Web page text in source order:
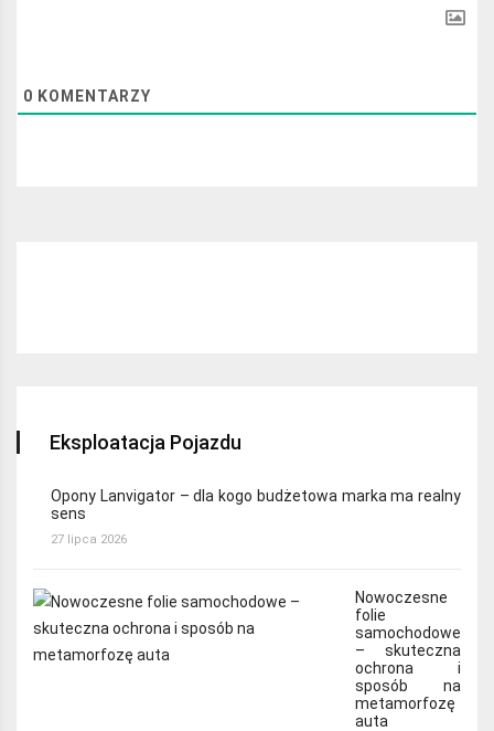
0 KOMENTARZY
Eksploatacja Pojazdu
Opony Lanvigator – dla kogo budżetowa marka ma realny
sens
27 lipca 2026
Nowoczesne
folie
samochodowe
– skuteczna
ochrona i
sposób na
metamorfozę
auta